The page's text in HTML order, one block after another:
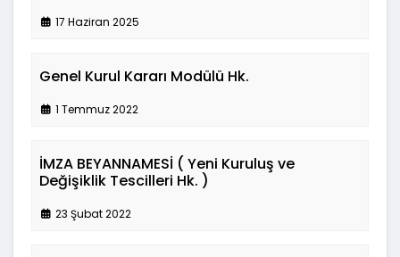
17 Haziran 2025
Genel Kurul Kararı Modülü Hk.
1 Temmuz 2022
İMZA BEYANNAMESİ ( Yeni Kuruluş ve
Değişiklik Tescilleri Hk. )
23 Şubat 2022